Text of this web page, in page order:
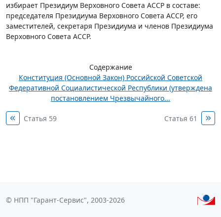
избирает Президиум Верховного Совета АССР в составе:
председателя Президиума Верховного Совета АССР, его
заместителей, секретаря Президиума и членов Президиума
Верховного Совета ACСР.
Содержание
Конституция (Основной Закон) Российской Советской
Федеративной Социалистической Республики (утверждена
постановлением Чрезвычайного...
Статья 59 Статья 61
© НПП "Гарант-Сервис", 2003-2026